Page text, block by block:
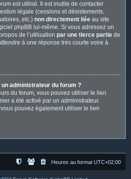
est utilisé. Il est inutile de contacter
légale (cessions et désistements,
etc.) non directement liée au site
phpBB lui-même. Si vous adressez un
de l’utilisation par une tierce partie de
à une réponse très courte voire à
administrateur du forum ?
du forum, vous pouvez utiliser le lien
a été activé par un administrateur.
pouvez également utiliser le lien
Heures au format UTC+02:00